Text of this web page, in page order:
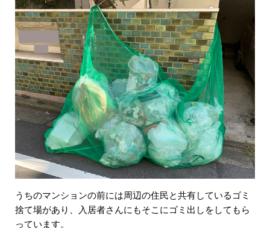
うちのマンションの前には周辺の住民と共有しているゴミ
捨て場があり、入居者さんにもそこにゴミ出しをしてもら
っています。